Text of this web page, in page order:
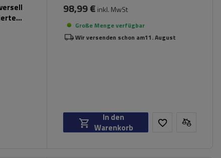
98,99 € inkl. MwSt
Große Menge verfügbar
Wir versenden schon am11. August
In den
Warenkorb